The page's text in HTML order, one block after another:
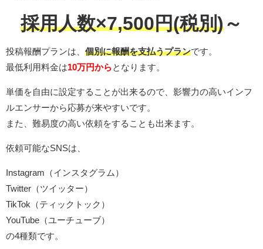
採用人数×7,500円(税別)～
投稿報酬プランは、 個別に報酬を支払うプランです。
最低利用料金は10万円から となります。
単価を自由に設定することが出来るので、影響力の高いインフ
ルエンサーから応募が来やすいです。
また、難易度の高い依頼をすることも出来ます。
依頼可能なSNSは、
Instagram（インスタグラム）
Twitter（ツイッター）
TikTok（ティックトック）
YouTube（ユーチューブ）
の4種類です。